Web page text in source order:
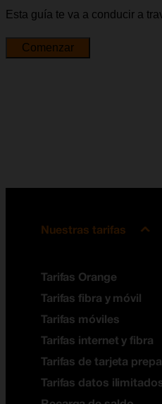
Esta guía te va a conducir a
Comenzar
Nuestras tarifas
Tarifas Orange
Tarifas fibra y móvil
Tarifas móviles
Tarifas internet y fibra
Tarifas de tarjeta
Tarifas datos